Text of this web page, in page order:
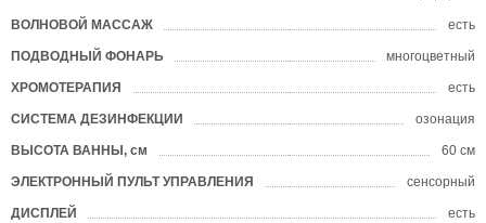
ВОЛНОВОЙ МАССАЖ есть
ПОДВОДНЫЙ ФОНАРЬ многоцветный
ХРОМОТЕРАПИЯ есть
СИСТЕМА ДЕЗИНФЕКЦИИ озонация
ВЫСОТА ВАННЫ, см 60 см
ЭЛЕКТРОННЫЙ ПУЛЬТ УПРАВЛЕНИЯ сенсорный
ДИСПЛЕЙ есть